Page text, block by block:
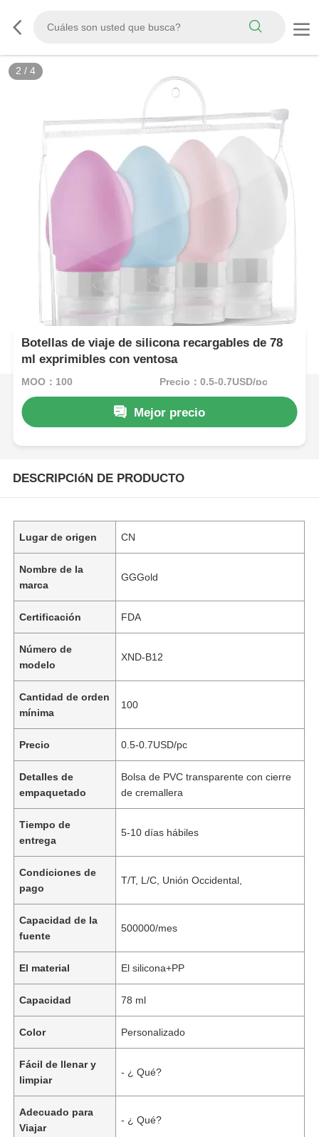
3 / 4
Botellas de viaje de silicona recargables de 78
ml exprimibles con ventosa
MOQ：100 Precio：0.5-0.7USD/pc
Mejor precio
DESCRIPCIóN DE PRODUCTO
Lugar de origen CN
Nombre de la
marca
GGGold
Certificación FDA
Número de
modelo
XND-B12
Cantidad de orden
mínima
100
Precio 0.5-0.7USD/pc
Detalles de
empaquetado
Bolsa de PVC transparente con cierre
de cremallera
Tiempo de
entrega
5-10 días hábiles
Condiciones de
pago
T/T, L/C, Unión Occidental,
Capacidad de la
fuente
500000/mes
El material El silicona+PP
Capacidad 78 ml
Color Personalizado
Fácil de llenar y
limpiar
- ¿ Qué?
Adecuado para
Viajar
- ¿ Qué?